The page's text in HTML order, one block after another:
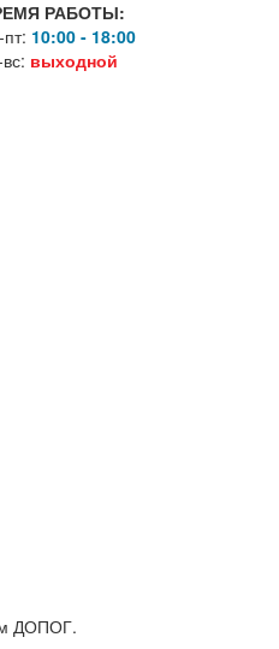
РАБОТЫ:
10:00 - 18:00
выходной
ДОПОГ.